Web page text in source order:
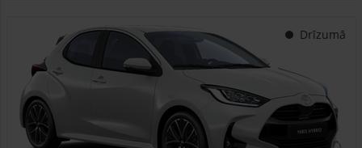
Drīzumā